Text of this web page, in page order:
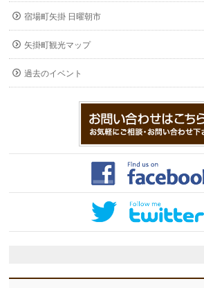
宿場町矢掛 日曜朝市
矢掛町観光マップ
過去のイベント